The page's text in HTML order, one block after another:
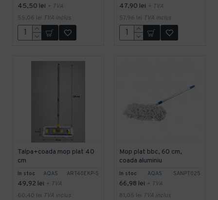
45,50 lei + TVA
55,06 lei TVA inclus
47,90 lei + TVA
57,96 lei TVA inclus
In stoc AQAS ART40EKP-S
Talpa+coada mop plat 40
cm
49,92 lei + TVA
60,40 lei TVA inclus
In stoc AQAS SANPT025
Mop plat bbc, 60 cm,
coada aluminiu
66,98 lei + TVA
81,05 lei TVA inclus